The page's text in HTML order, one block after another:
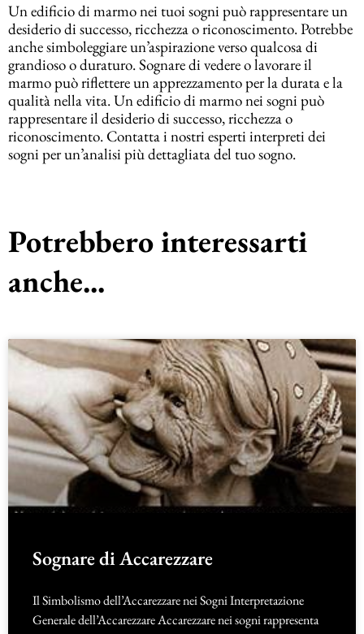
Un edificio di marmo nei tuoi sogni può rappresentare un
desiderio di successo, ricchezza o riconoscimento. Potrebbe
anche simboleggiare un’aspirazione verso qualcosa di
grandioso o duraturo. Sognare di vedere o lavorare il
marmo può riflettere un apprezzamento per la durata e la
qualità nella vita. Un edificio di marmo nei sogni può
rappresentare il desiderio di successo, ricchezza o
riconoscimento. Contatta i nostri esperti interpreti dei
sogni per un’analisi più dettagliata del tuo sogno.
Potrebbero interessarti
anche...
Sognare di Accarezzare
Il Simbolismo dell’Accarezzare nei Sogni Interpretazione
Generale dell’Accarezzare Accarezzare nei sogni rappresenta